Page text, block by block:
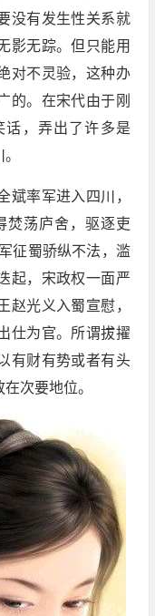
没有发生性关系就
影无踪。但只能用
对不灵验，这种办
的。在宋代由于刚
话，弄出了许多是
斌率军进入四川，
焚荡庐舍，驱逐吏
征蜀骄纵不法，滥
起，宋政权一面严
赵光义入蜀宣慰，
仕为官。所谓拔擢
有财有势或者有头
次要地位。